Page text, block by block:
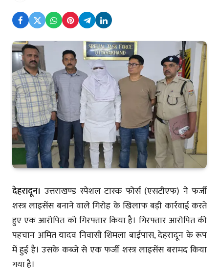
देहरादून। उत्तराखण्ड स्पेशल टास्क फोर्स (एसटीएफ) ने फर्जी
शस्त्र लाइसेंस बनाने वाले गिरोह के खिलाफ बड़ी कार्रवाई करते
हुए एक आरोपित को गिरफ्तार किया है। गिरफ्तार आरोपित की
पहचान अमित यादव निवासी शिमला बाईपास, देहरादून के रूप
में हुई है। उसके कब्जे से एक फर्जी शस्त्र लाइसेंस बरामद किया
गया है।